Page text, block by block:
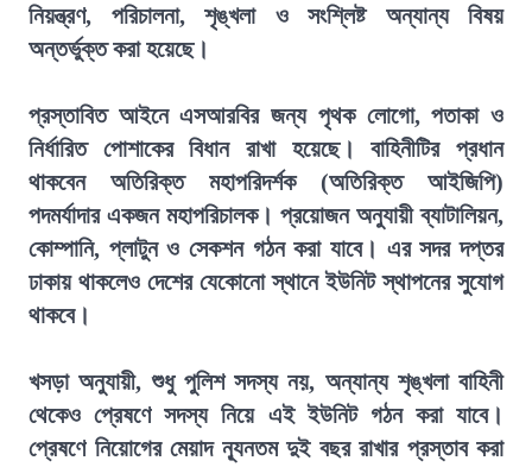
নিয়ন্ত্রণ, পরিচালনা, শৃঙ্খলা ও সংশ্লিষ্ট অন্যান্য বিষয়
অন্তর্ভুক্ত করা হয়েছে।
প্রস্তাবিত আইনে এসআরবির জন্য পৃথক লোগো, পতাকা ও
নির্ধারিত পোশাকের বিধান রাখা হয়েছে। বাহিনীটির প্রধান
থাকবেন অতিরিক্ত মহাপরিদর্শক (অতিরিক্ত আইজিপি)
পদমর্যাদার একজন মহাপরিচালক। প্রয়োজন অনুযায়ী ব্যাটালিয়ন,
কোম্পানি, প্লাটুন ও সেকশন গঠন করা যাবে। এর সদর দপ্তর
ঢাকায় থাকলেও দেশের যেকোনো স্থানে ইউনিট স্থাপনের সুযোগ
থাকবে।
খসড়া অনুযায়ী, শুধু পুলিশ সদস্য নয়, অন্যান্য শৃঙ্খলা বাহিনী
থেকেও প্রেষণে সদস্য নিয়ে এই ইউনিট গঠন করা যাবে।
প্রেষণে নিয়োগের মেয়াদ ন্যূনতম দুই বছর রাখার প্রস্তাব করা